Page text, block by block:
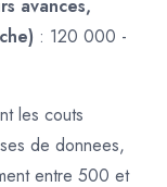
avances,
: 120 000 -
les couts
de donnees,
entre 500 et